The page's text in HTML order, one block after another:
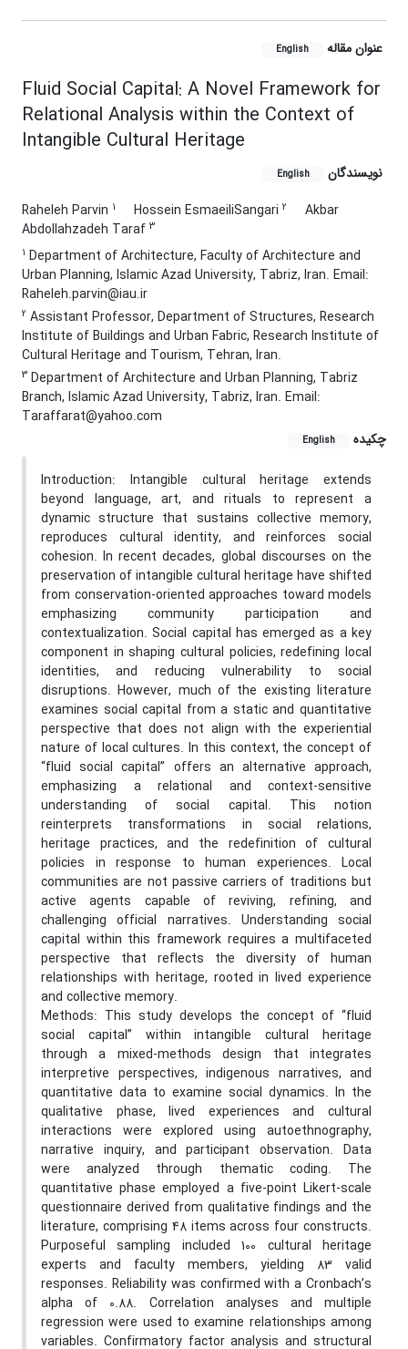
عنوان مقاله English
Fluid Social Capital: A Novel Framework for
Relational Analysis within the Context of
Intangible Cultural Heritage
نویسندگان English
Raheleh Parvin 1 Hossein EsmaeiliSangari 2
Akbar
Abdollahzadeh Taraf 3
1 Department of Architecture, Faculty of Architecture and
Urban Planning, Islamic Azad University, Tabriz, Iran. Email:
Raheleh.parvin@iau.ir
2 Assistant Professor, Department of Structures, Research
Institute of Buildings and Urban Fabric, Research Institute of
Cultural Heritage and Tourism, Tehran, Iran.
3 Department of Architecture and Urban Planning, Tabriz
Branch, Islamic Azad University, Tabriz, Iran. Email:
Taraffarat@yahoo.com
چکیده
English
Introduction: Intangible cultural heritage extends
beyond language, art, and rituals to represent a
dynamic structure that sustains collective memory,
reproduces cultural identity, and reinforces social
cohesion. In recent decades, global discourses on the
preservation of intangible cultural heritage have shifted
from conservation-oriented approaches toward models
emphasizing community participation and
contextualization. Social capital has emerged as a key
component in shaping cultural policies, redefining local
identities, and reducing vulnerability to social
disruptions. However, much of the existing literature
examines social capital from a static and quantitative
perspective that does not align with the experiential
nature of local cultures. In this context, the concept of
“fluid social capital” offers an alternative approach,
emphasizing a relational and context-sensitive
understanding of social capital. This notion
reinterprets transformations in social relations,
heritage practices, and the redefinition of cultural
policies in response to human experiences. Local
communities are not passive carriers of traditions but
active agents capable of reviving, refining, and
challenging official narratives. Understanding social
capital within this framework requires a multifaceted
perspective that reflects the diversity of human
relationships with heritage, rooted in lived experience
and collective memory.
Methods: This study develops the concept of “fluid
social capital” within intangible cultural heritage
through a mixed-methods design that integrates
interpretive perspectives, indigenous narratives, and
quantitative data to examine social dynamics. In the
qualitative phase, lived experiences and cultural
interactions were explored using autoethnography,
narrative inquiry, and participant observation. Data
were analyzed through thematic coding. The
quantitative phase employed a five-point Likert-scale
questionnaire derived from qualitative findings and the
literature, comprising 48 items across four constructs.
Purposeful sampling included 100 cultural heritage
experts and faculty members, yielding 83 valid
responses. Reliability was confirmed with a Cronbach’s
alpha of 0.88. Correlation analyses and multiple
regression were used to examine relationships among
variables. Confirmatory factor analysis and structural